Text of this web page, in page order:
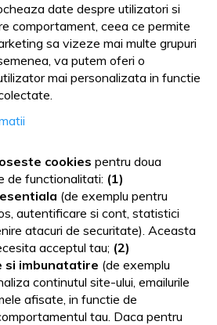
Produse pe pagina
6 MM Sterge filtrele
Adaugati
pentru
comparare
date despre utilizatori si
comportament, ceea ce permite
sa vizeze mai multe grupuri
va putem oferi o
mai personalizata in functie
cookies pentru doua
de functionalitati: (1)
(de exemplu pentru
autentificare si cont, statistici
atacuri de securitate). Aceasta
acceptul tau; (2)
si imbunatatire (de exemplu
continutul site-ului, emailurile
afisate, in functie de
tau. Daca pentru